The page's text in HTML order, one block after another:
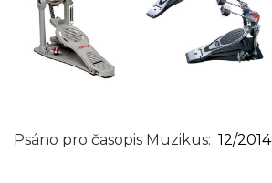
Psáno pro časopis Muzikus 12/2014